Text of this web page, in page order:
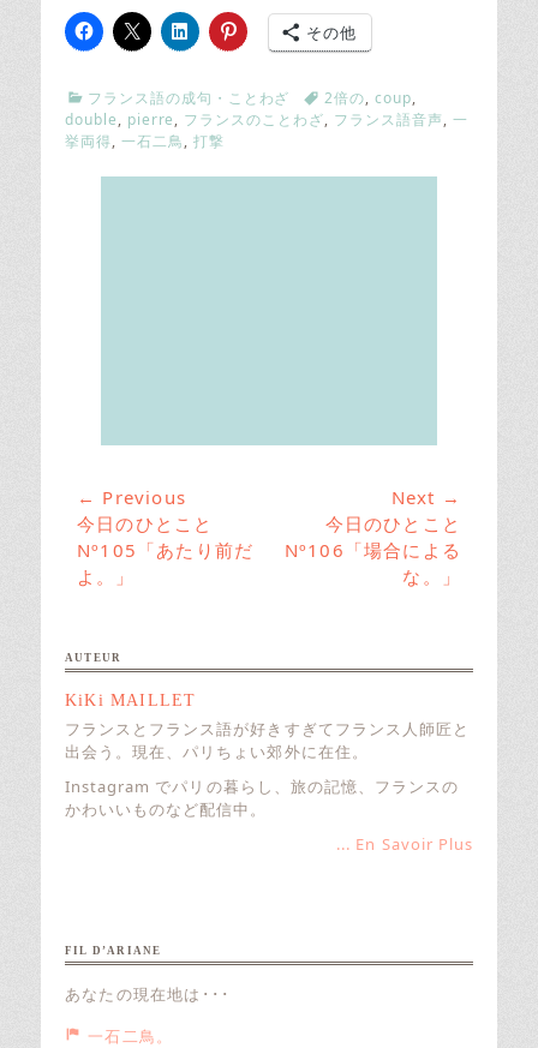
その他
C
a
t
フランス語の成句・ことわざ
T
a
2倍の,coup,
double, pierre, フランスのことわざ, フランス語音声, 一
挙両得, 一石二鳥, 打撃
投
稿
ナ
ビ
ー
ョ
ン
← Previous
Previous
post:
今日のひとこと
Nº105「あたり前だ
よ。」
Next →
post:
今日のひとこと
Nº106「場合による
な。」
AUTEUR
KiKi MAILLET
フランスとフランス語が好きすぎてフランス人師匠と
出会う。現在、パリちょい郊外に在住。
Instagram でパリの暮らし、旅の記憶、フランスの
かわいいものなど配信中。
... En Savoir Plus
FIL D’ARIANE
あなたの現在地は･･･
一石二鳥。